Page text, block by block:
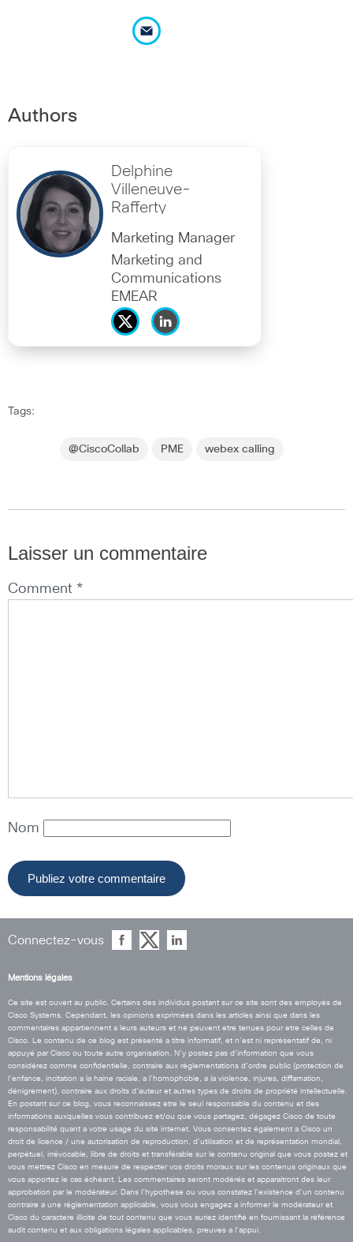
Authors
Delphine
Villeneuve-
Rafferty
Marketing Manager
Marketing and
Communications
EMEAR
Tags:
@CiscoCollab PME webex calling
Laisser un commentaire
Comment *
Nom
Connectez-vous
Mentions légales
Ce site est ouvert au public. Certains des individus postant sur ce site sont des employés de
Cisco Systems. Cependant, les opinions exprimées dans les articles ainsi que dans les
commentaires appartiennent a leurs auteurs et ne peuvent etre tenues pour etre celles de
Cisco. Le contenu de ce blog est présenté a titre informatif, et n’est ni représentatif de, ni
appuyé par Cisco ou toute autre organisation. N’y postez pas d’information que vous
considérez comme confidentielle, contraire aux réglementations d’ordre public (protection de
l’enfance, incitation a la haine raciale, a l’homophobie, a la violence, injures, diffamation,
dénigrement), contraire aux droits d’auteur et autres types de droits de propriété intellectuelle.
En postant sur ce blog, vous reconnaissez etre le seul responsable du contenu et des
informations auxquelles vous contribuez et/ou que vous partagez, dégagez Cisco de toute
responsabilité quant a votre usage du site internet. Vous consentez également a Cisco un
droit de licence / une autorisation de reproduction, d’utilisation et de représentation mondial,
perpétuel, irrévocable, libre de droits et transférable sur le contenu original que vous postez et
vous mettrez Cisco en mesure de respecter vos droits moraux sur les contenus originaux que
vous apportez le cas échéant. Les commentaires seront modérés et apparaitront des leur
approbation par le modérateur. Dans l’hypothese ou vous constatez l’existence d’un contenu
contraire a une réglementation applicable, vous vous engagez a informer le modérateur et
Cisco du caractere illicite de tout contenu que vous auriez identifié en fournissant la référence
audit contenu et aux obligations légales applicables, preuves a l’appui.